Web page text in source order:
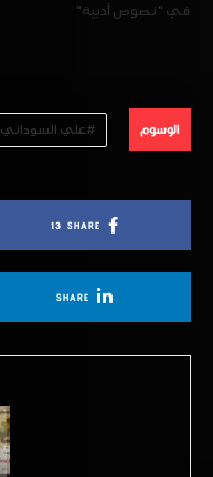
في "نصوص أدبية"
الوسوم علي السوداني
SHARE
13
SHARE